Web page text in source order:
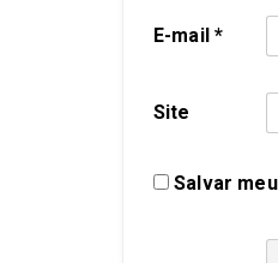
E-mail*
Site
Salvar